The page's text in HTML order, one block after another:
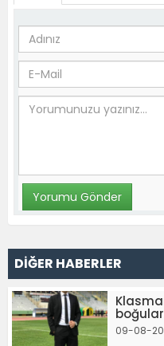
DİĞER HABERLER
09-08-